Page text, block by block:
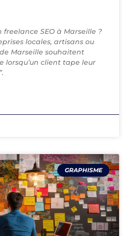
SEO à Marseille ?
locales, artisans ou
Marseille souhaitent
lorsqu’un client tape leur
GRAPHISME